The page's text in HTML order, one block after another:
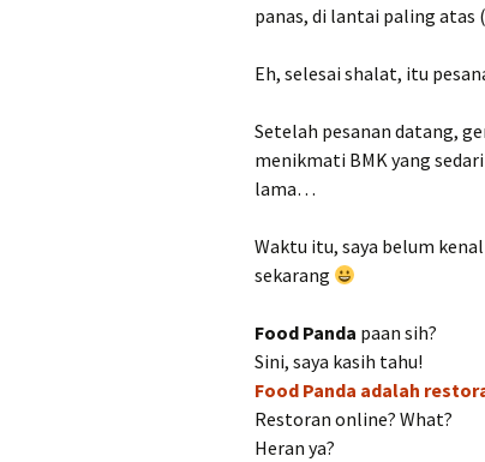
panas, di lantai paling atas
Eh, selesai shalat, itu
Setelah pesanan datang,
menikmati BMK yang
lama…
Waktu itu, saya belum
sekarang
Food Panda paan sih?
Sini, saya kasih tahu!
Food Panda adalah
Restoran online? What?
Heran ya?